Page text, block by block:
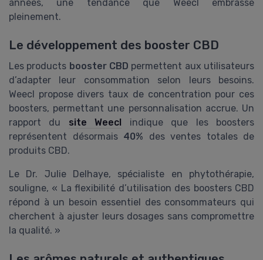
années, une tendance que Weecl embrasse
pleinement.
Le développement des booster CBD
Les products booster CBD permettent aux utilisateurs
d’adapter leur consommation selon leurs besoins.
Weecl propose divers taux de concentration pour ces
boosters, permettant une personnalisation accrue. Un
rapport du site Weecl indique que les boosters
représentent désormais 40% des ventes totales de
produits CBD.
Le Dr. Julie Delhaye, spécialiste en phytothérapie,
souligne, « La flexibilité d’utilisation des boosters CBD
répond à un besoin essentiel des consommateurs qui
cherchent à ajuster leurs dosages sans compromettre
la qualité. »